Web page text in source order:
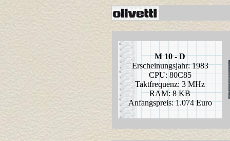
M 10 - D
Erscheinungsjahr: 1983
CPU: 80C85
Taktfrequenz: 3 MHz
RAM: 8 KB
Anfangspreis: 1.074 Euro